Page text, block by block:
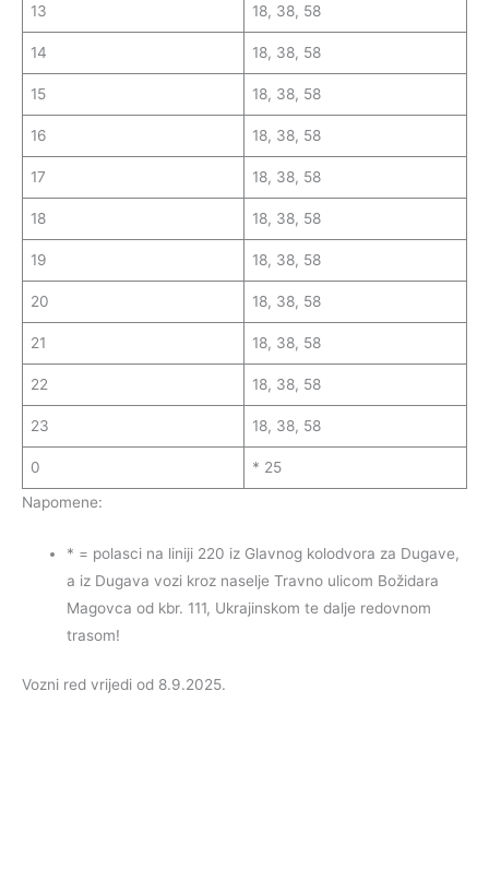
13 18, 38, 58
14 18, 38, 58
15 18, 38, 58
16 18, 38, 58
17 18, 38, 58
18 18, 38, 58
19 18, 38, 58
20 18, 38, 58
21 18, 38, 58
22 18, 38, 58
23 18, 38, 58
0
* 25
Napomene:
* = polasci na liniji 220 iz Glavnog kolodvora za Dugave,
a iz Dugava vozi kroz naselje Travno ulicom Božidara
Magovca od kbr. 111, Ukrajinskom te dalje redovnom
trasom!
Vozni red vrijedi od 8.9.2025.